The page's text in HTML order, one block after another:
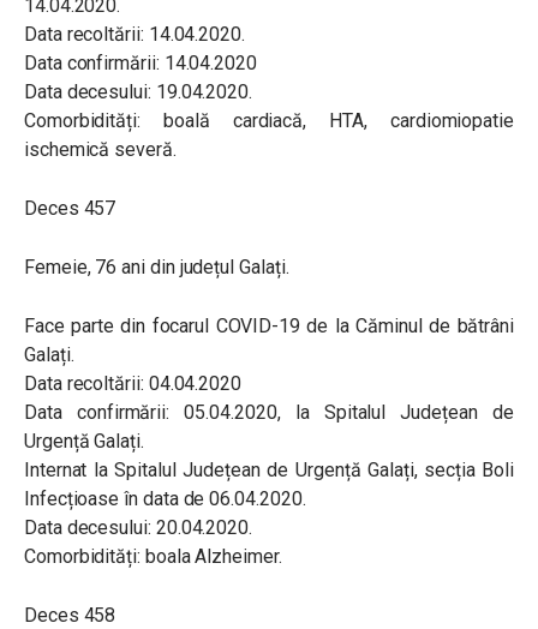
14.04.2020.
Data recoltării: 14.04.2020.
Data confirmării: 14.04.2020
Data decesului: 19.04.2020.
Comorbidități: boală cardiacă, HTA, cardiomiopatie
ischemică severă.
Deces 457
Femeie, 76 ani din județul Galați.
Face parte din focarul COVID-19 de la Căminul de bătrâni
Galați.
Data recoltării: 04.04.2020
Data confirmării: 05.04.2020, la Spitalul Județean de
Urgență Galați.
Internat la Spitalul Județean de Urgență Galați, secția Boli
Infecțioase în data de 06.04.2020.
Data decesului: 20.04.2020.
Comorbidități: boala Alzheimer.
Deces 458